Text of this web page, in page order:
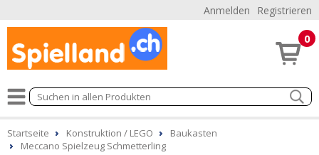
Anmelden Registrieren
0
Startseite Konstruktion / LEGO
Baukasten
Meccano Spielzeug Schmetterling